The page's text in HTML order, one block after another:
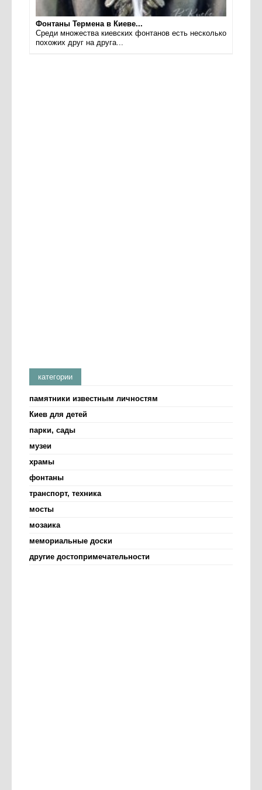
Фонтаны Термена в Киеве...
Среди множества киевских фонтанов есть несколько
похожих друг на друга...
категории
памятники известным личностям
Киев для детей
парки, сады
музеи
храмы
фонтаны
транспорт, техника
мосты
мозаика
мемориальные доски
другие достопримечательности